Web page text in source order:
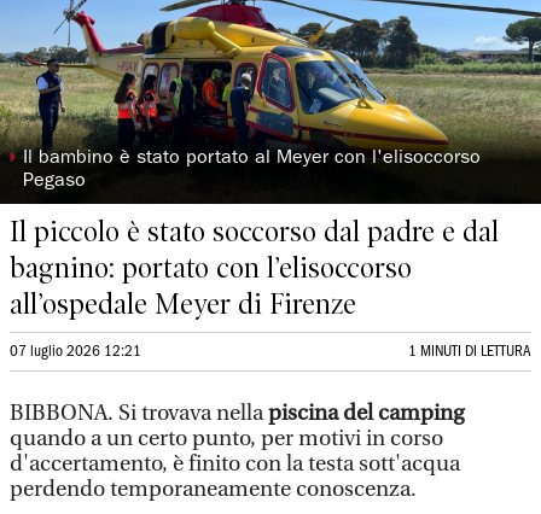
◗ Il bambino è stato portato al Meyer con l'elisoccorso
Pegaso
Il piccolo è stato soccorso dal padre e dal
bagnino: portato con l’elisoccorso
all’ospedale Meyer di Firenze
07 luglio 2026 12:21 1 MINUTI DI LETTURA
BIBBONA. Si trovava nellapiscina del camping
quando a un certo punto, per motivi in corso
d'accertamento, è finito con la testa sott'acqua
perdendo temporaneamente conoscenza.